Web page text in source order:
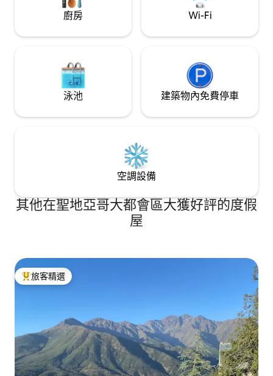
廚房 Wi-Fi
泳池 建築物內免費停車
空調設備
其他在聖地亞哥大都會區大獲好評的度假
屋
旅客精選榜首
旅客精選